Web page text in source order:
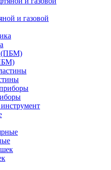
и газовой